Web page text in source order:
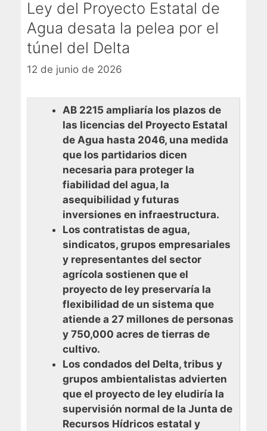
Ley del Proyecto Estatal de
Agua desata la pelea por el
túnel del Delta
12 de junio de 2026
AB 2215 ampliaría los plazos de
las licencias del Proyecto Estatal
de Agua hasta 2046, una medida
que los partidarios dicen
necesaria para proteger la
fiabilidad del agua, la
asequibilidad y futuras
inversiones en infraestructura.
Los contratistas de agua,
sindicatos, grupos empresariales
y representantes del sector
agrícola sostienen que el
proyecto de ley preservaría la
flexibilidad de un sistema que
atiende a 27 millones de personas
y 750,000 acres de tierras de
cultivo.
Los condados del Delta, tribus y
grupos ambientalistas advierten
que el proyecto de ley eludiría la
supervisión normal de la Junta de
Recursos Hídricos estatal y